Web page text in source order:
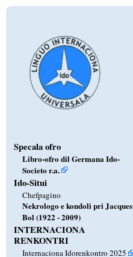
Specala ofro
Libro-ofro dil Germana Ido-
Societo r.a.
Ido-Situi
Chefpagino
Nekrologo e kondoli pri Jacques
Bol (1922 - 2009)
INTERNACIONA
RENKONTRI
Internaciona Idorenkontro 2025